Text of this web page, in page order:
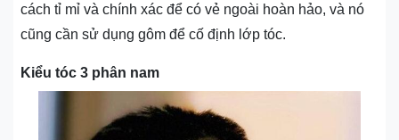
cách tỉ mỉ và chính xác để có vẻ ngoài hoàn hảo, và nó
cũng cần sử dụng gôm để cố định lớp tóc.
Kiểu tóc 3 phân nam